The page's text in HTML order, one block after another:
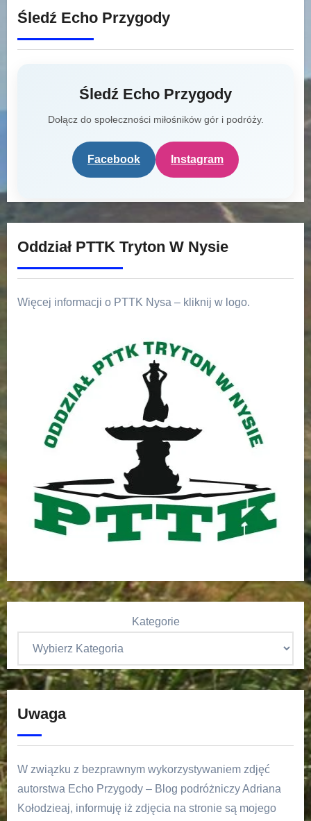
Śledź Echo Przygody
Śledź Echo Przygody
Dołącz do społeczności miłośników gór i podróży.
Facebook Instagram
Oddział PTTK Tryton W Nysie
Więcej informacji o PTTK Nysa – kliknij w logo.
Kategorie
Uwaga
W związku z bezprawnym wykorzystywaniem zdjęć
autorstwa Echo Przygody – Blog podróżniczy Adriana
Kołodzieaj, informuję iż zdjęcia na stronie są mojego